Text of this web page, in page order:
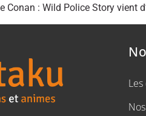
Conan : Wild Police Story